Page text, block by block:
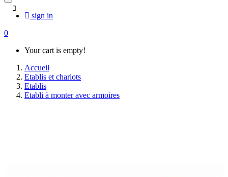
sign in
0
Your cart is empty!
Accueil
Etablis et chariots
Etablis
Etabli à monter avec armoires